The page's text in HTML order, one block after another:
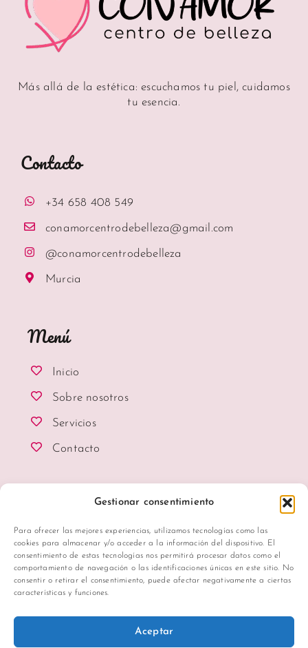
Gestionar consentimiento
Para ofrecer las mejores experiencias, utilizamos tecnologías como las
cookies para almacenar y/o acceder a la información del dispositivo. El
consentimiento de estas tecnologías nos permitirá procesar datos como el
comportamiento de navegación o las identificaciones únicas en este sitio. No
consentir o retirar el consentimiento, puede afectar negativamente a ciertas
características y funciones.
Aceptar
Más allá de la estética: escuchamos tu piel, cuidamos
tu esencia.
Contacto
+34 658 408 549
conamorcentrodebelleza@gmail.com
@conamorcentrodebelleza
Murcia
Menú
Inicio
Sobre nosotros
Servicios
Contacto
Copyright © 2025 Con Amor Centro de
Belleza|Web desarrollada porWILAPP
Política de Privacidad |Política de Cookies|Aviso
Legal